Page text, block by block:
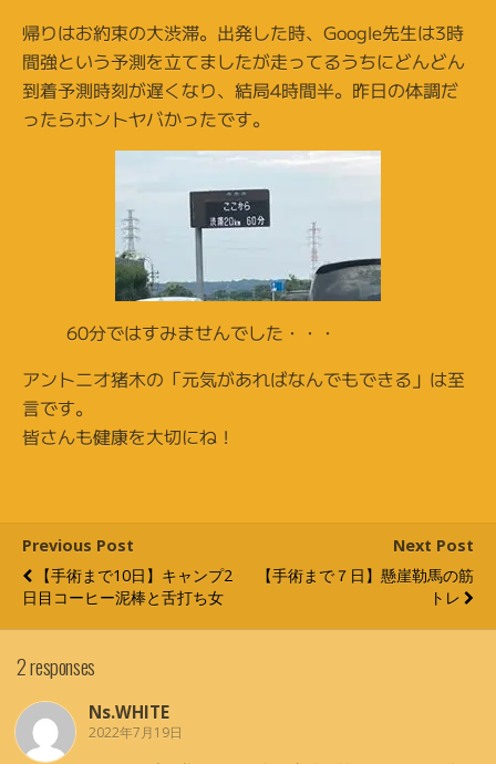
帰りはお約束の大渋滞。出発した時、Google先生は3時
間強という予測を立てましたが走ってるうちにどんどん
到着予測時刻が遅くなり、結局4時間半。昨日の体調だ
ったらホントヤバかったです。
60分ではすみませんでした・・・
アントニオ猪木の「元気があればなんでもできる」は至
言です。
皆さんも健康を大切にね！
Previous Post
【手術まで10日】キャンプ2
日目コーヒー泥棒と舌打ち女
Next Post
【手術まで７日】懸崖勒馬の筋
トレ
2 responses
Ns.WHITE
2022年7月19日